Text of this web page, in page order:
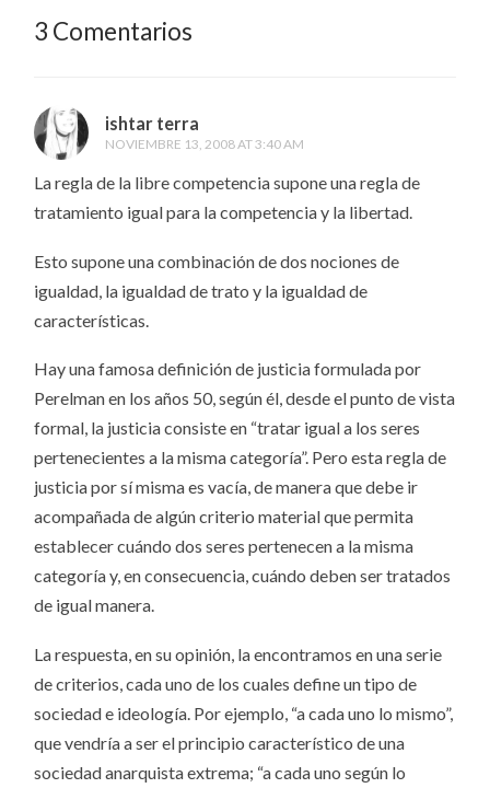
3 Comentarios
ishtar terra
NOVIEMBRE 13, 2008 AT 3:40 AM
La regla de la libre competencia supone una regla de
tratamiento igual para la competencia y la libertad.
Esto supone una combinación de dos nociones de
igualdad, la igualdad de trato y la igualdad de
características.
Hay una famosa definición de justicia formulada por
Perelman en los años 50, según él, desde el punto de vista
formal, la justicia consiste en “tratar igual a los seres
pertenecientes a la misma categoría”. Pero esta regla de
justicia por sí misma es vacía, de manera que debe ir
acompañada de algún criterio material que permita
establecer cuándo dos seres pertenecen a la misma
categoría y, en consecuencia, cuándo deben ser tratados
de igual manera.
La respuesta, en su opinión, la encontramos en una serie
de criterios, cada uno de los cuales define un tipo de
sociedad e ideología. Por ejemplo, “a cada uno lo mismo”,
que vendría a ser el principio característico de una
sociedad anarquista extrema; “a cada uno según lo